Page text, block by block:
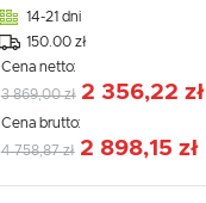
14-21 dni
150.00 zł
Cena netto:
3 869,00 zł 2 356,22 zł
Cena brutto:
4 758,87 zł 2 898,15 zł